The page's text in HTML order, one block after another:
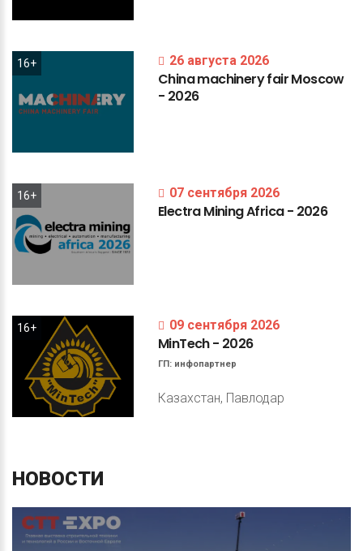
16+ 26 августа 2026
ChinamachineryfairMoscow
- 2026
16+ 07 сентября 2026
ElectraMiningAfrica- 2026
16+ 09 сентября 2026
MinTech- 2026
ГП: инфопартнер
Казахстан, Павлодар
НОВОСТИ